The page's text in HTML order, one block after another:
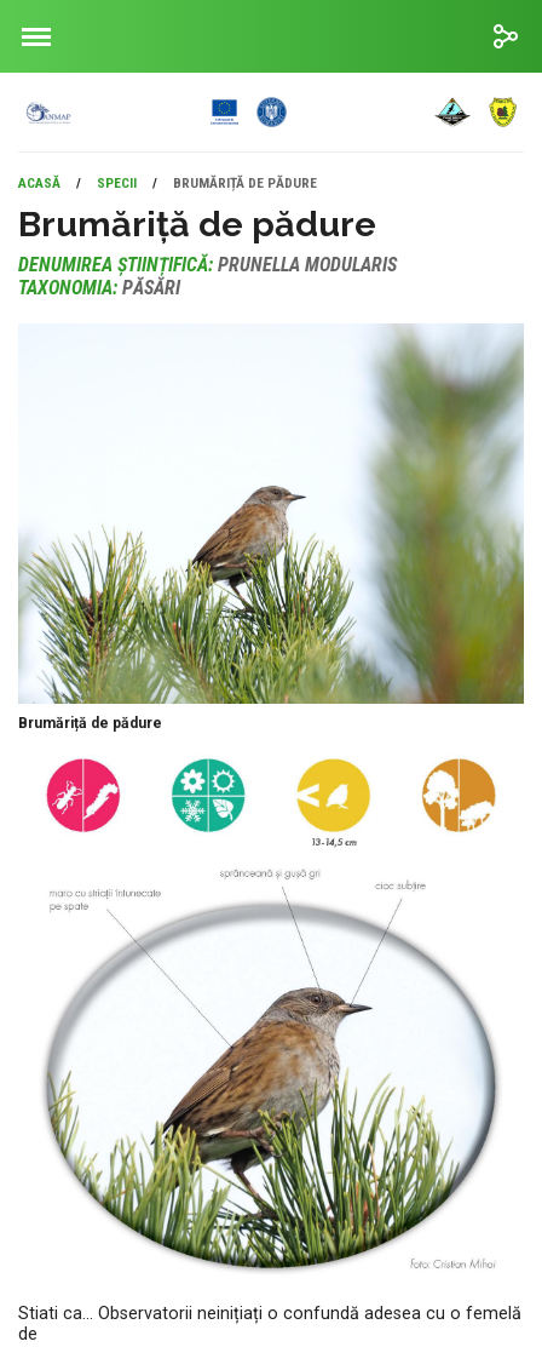
ACASĂ / SPECII / BRUMĂRIȚĂ DE PĂDURE
Brumăriță de pădure
DENUMIREA ȘTIINȚIFICĂ: PRUNELLA MODULARIS
TAXONOMIA: PĂSĂRI
Brumăriță de pădure
Stiati ca... Observatorii neinițiați o confundă adesea cu o femelă
de